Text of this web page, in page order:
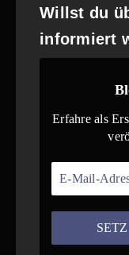
Willst du
informiert
Erfahre als